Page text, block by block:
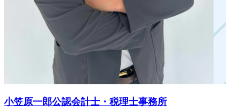
小笠原一郎公認会計士・税理士事務所